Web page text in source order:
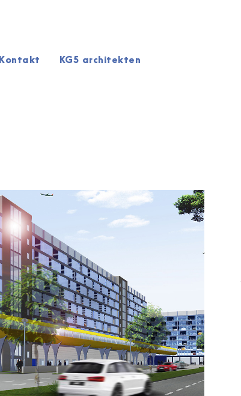
Kontakt KG5 architekten